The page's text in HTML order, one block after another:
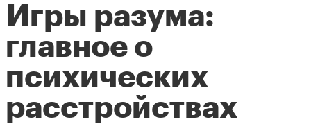
Игры разума:
главное о
психических
расстройствах